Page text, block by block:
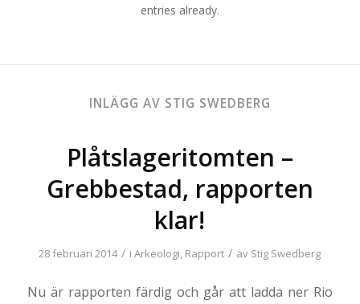
entries already.
INLÄGG AV STIG SWEDBERG
Plåtslageritomten –
Grebbestad, rapporten
klar!
28 februari 2014 / iArkeologi, Rapport / av Stig Swedberg
Nu är rapporten färdig och går att ladda ner Rio